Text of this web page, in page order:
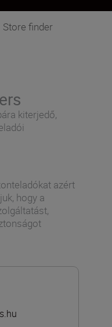
Store finder
kiterjedő,
azért
hogy a